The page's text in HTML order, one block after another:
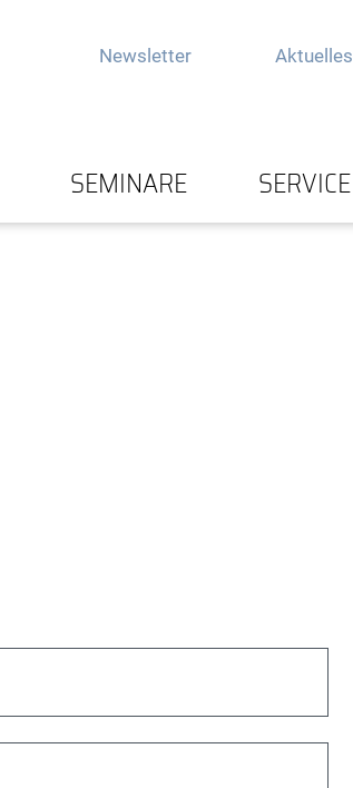
Newsletter Aktuelles
SEMINARE SERVICE